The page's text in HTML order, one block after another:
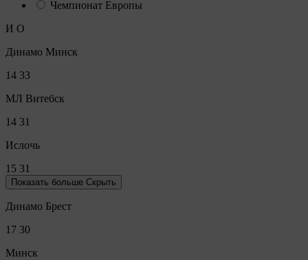
Чемпионат Европы
И О
Динамо Минск
14 33
МЛ Витебск
14 31
Ислочь
15 31
Показать больше Скрыть
Динамо Брест
17 30
Минск